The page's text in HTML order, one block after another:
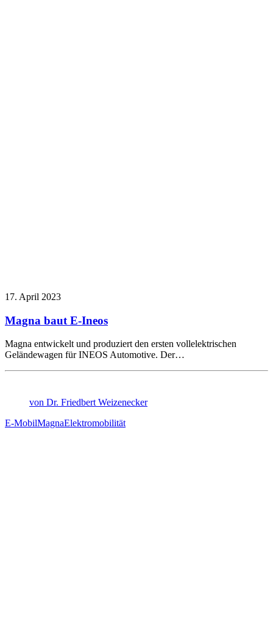
17. April 2023
Magna baut E-Ineos
Magna entwickelt und produziert den ersten vollelektrischen
Geländewagen für INEOS Automotive. Der…
von Dr. Friedbert Weizenecker
E-MobilMagnaElektromobilität